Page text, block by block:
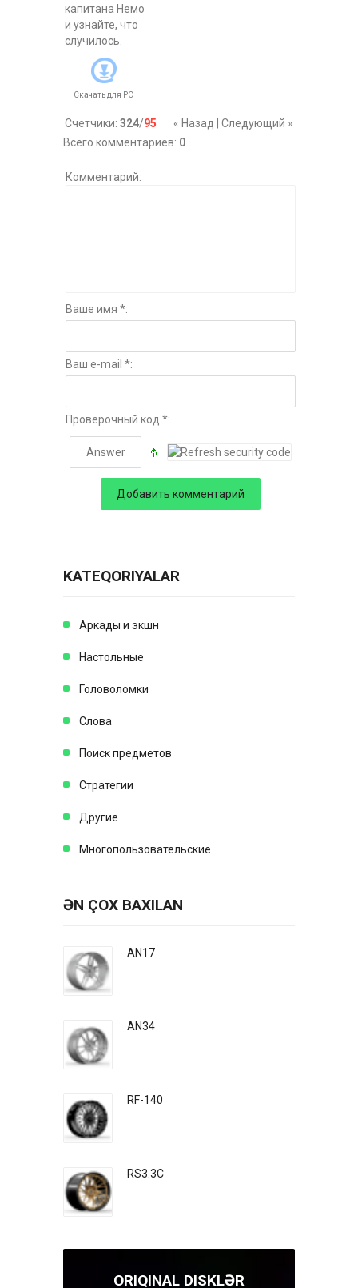
капитана Немо
и узнайте, что
случилось.
Скачать для PC
« Назад Следующий »
Счетчики: 324/95
Всего комментариев: 0
Комментарий:
Ваше имя *:
Ваш e-mail *:
Проверочный код *:
KATEQORIYALAR
Аркады и экшн
Настольные
Головоломки
Слова
Поиск предметов
Стратегии
Другие
Многопользовательские
ƏN ÇOX BAXILAN
AN17
AN34
RF-140
RS3.3C
ORIQINAL DISKLƏR